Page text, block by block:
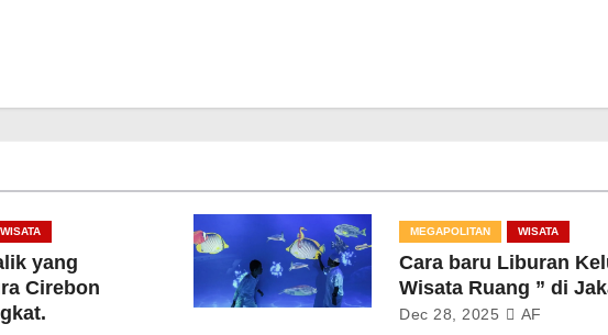
WISATA
yang
Cirebon
MEGAPOLITAN WISATA
Cara baru Liburan
Wisata Ruang ” di
Dec 28, 2025 AF